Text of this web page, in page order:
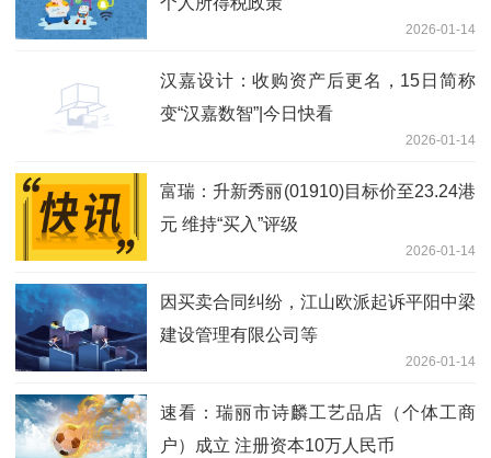
2026-01-14
汉嘉设计：收购资产后更名，15日简称
变“汉嘉数智”|今日快看
2026-01-14
富瑞：升新秀丽(01910)目标价至23.24港
元 维持“买入”评级
2026-01-14
因买卖合同纠纷，江山欧派起诉平阳中梁
建设管理有限公司等
2026-01-14
速看：瑞丽市诗麟工艺品店（个体工商
户）成立 注册资本10万人民币